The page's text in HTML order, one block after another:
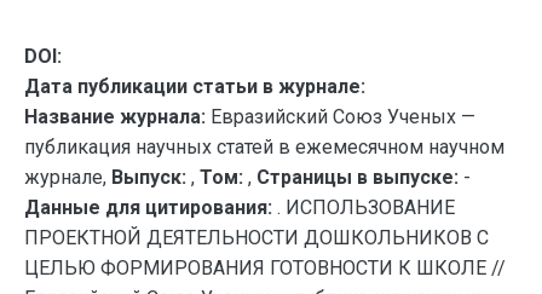
DOI:
Дата публикации статьи в журнале:
Название журнала: Евразийский Союз Ученых —
публикация научных статей в ежемесячном научном
журнале, Выпуск: , Том: , Страницы в выпуске: -
Данные для цитирования: . ИСПОЛЬЗОВАНИЕ
ПРОЕКТНОЙ ДЕЯТЕЛЬНОСТИ ДОШКОЛЬНИКОВ С
ЦЕЛЬЮ ФОРМИРОВАНИЯ ГОТОВНОСТИ К ШКОЛЕ //